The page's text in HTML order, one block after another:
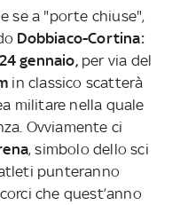
se a "porte chiuse",
Dobbiaco-Cortina:
gennaio,per via del
in classico scatterà
militare nella quale
Ovviamente ci
, simbolo dello sci
punteranno
che quest’anno